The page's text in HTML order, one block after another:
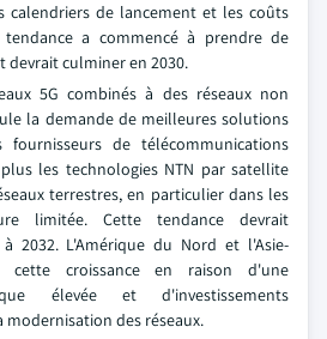
calendriers de lancement et les coûts
a commencé à prendre de
devrait culminer en 2030.
5G combinés à des réseaux non
la demande de meilleures solutions
fournisseurs de télécommunications
les technologies NTN par satellite
terrestres, en particulier dans les
limitée. Cette tendance devrait
2032. L'Amérique du Nord et l'Asie-
cette croissance en raison d'une
élevée et d'investissements
modernisation des réseaux.